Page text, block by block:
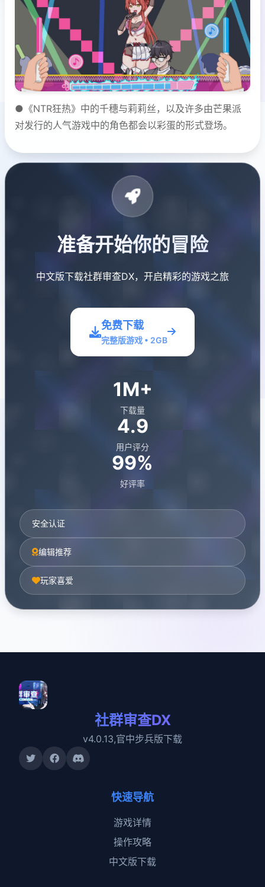
●《NTR狂热》中的千穗与莉莉丝，以及许多由芒果派
对发行的人气游戏中的角色都会以彩蛋的形式登场。
准备开始你的冒险
中文版下载社群审查DX，开启精彩的游戏之旅
免费下载
完整版游戏 • 2GB
1M+
下载量
4.9
用户评分
99%
好评率
安全认证
编辑推荐
玩家喜爱
社群审查DX
v4.0.13,官中步兵版下载
快速导航
游戏详情
操作攻略
中文版下载